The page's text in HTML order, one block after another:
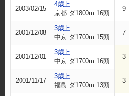
2003/02/15
4歳上
京都 ダ1800m 16頭
9
2001/12/08
3歳上
中京 ダ1700m 15頭
7
2001/12/01
3歳上
中京 ダ1700m 16頭
3
2001/11/17
3歳上
福島 ダ1700m 13頭
3